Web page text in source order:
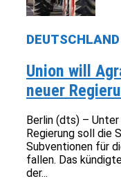
Union will
neuer
Berlin (dts) –
Regierung soll die
Subventionen für
fallen. Das
der...